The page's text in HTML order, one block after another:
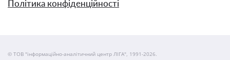
Політика конфіденційності
© ТОВ "інформаційно-аналітичний центр ЛІГА", 1991-2026.